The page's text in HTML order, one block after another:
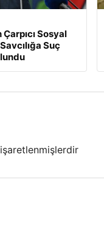
Çarpıcı Sosyal
Suç